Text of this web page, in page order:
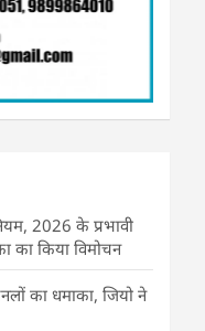
2026 के प्रभावी
का किया विमोचन
का धमाका, जियो ने